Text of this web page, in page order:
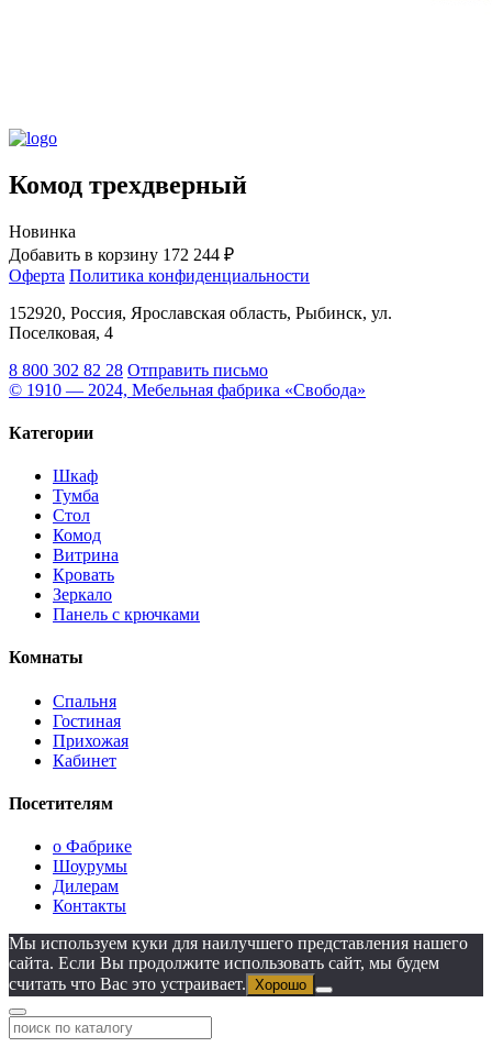
Комод трехдверный
Новинка
Добавить в корзину 172 244 ₽
Оферта Политика конфиденциальности
152920, Россия, Ярославская область, Рыбинск, ул.
Поселковая, 4
8 800 302 82 28 Отправить письмо
© 1910 — 2024, Мебельная фабрика «Свобода»
Категории
Шкаф
Тумба
Стол
Комод
Витрина
Кровать
Зеркало
Панель с крючками
Комнаты
Спальня
Гостиная
Прихожая
Кабинет
Посетителям
о Фабрике
Шоурумы
Дилерам
Контакты
Мы используем куки для наилучшего представления нашего
сайта. Если Вы продолжите использовать сайт, мы будем
считать что Вас это устраивает. Хорошо